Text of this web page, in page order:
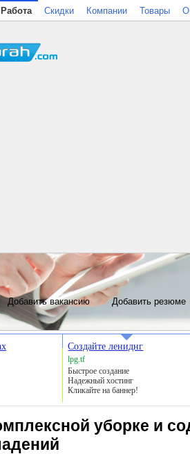
Создайте лениднг
lpg.tf
Быстрое создание
Надежный хостинг
Кликайте на баннер!
уборке и
Работа Скидки Компании Товары
Добавить вакансию Добавить резюме